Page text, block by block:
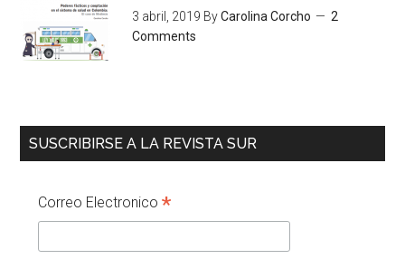
3 abril, 2019 ByCarolina Corcho
2
Comments
SUSCRIBIRSE A LA REVISTA SUR
Correo Electronico*